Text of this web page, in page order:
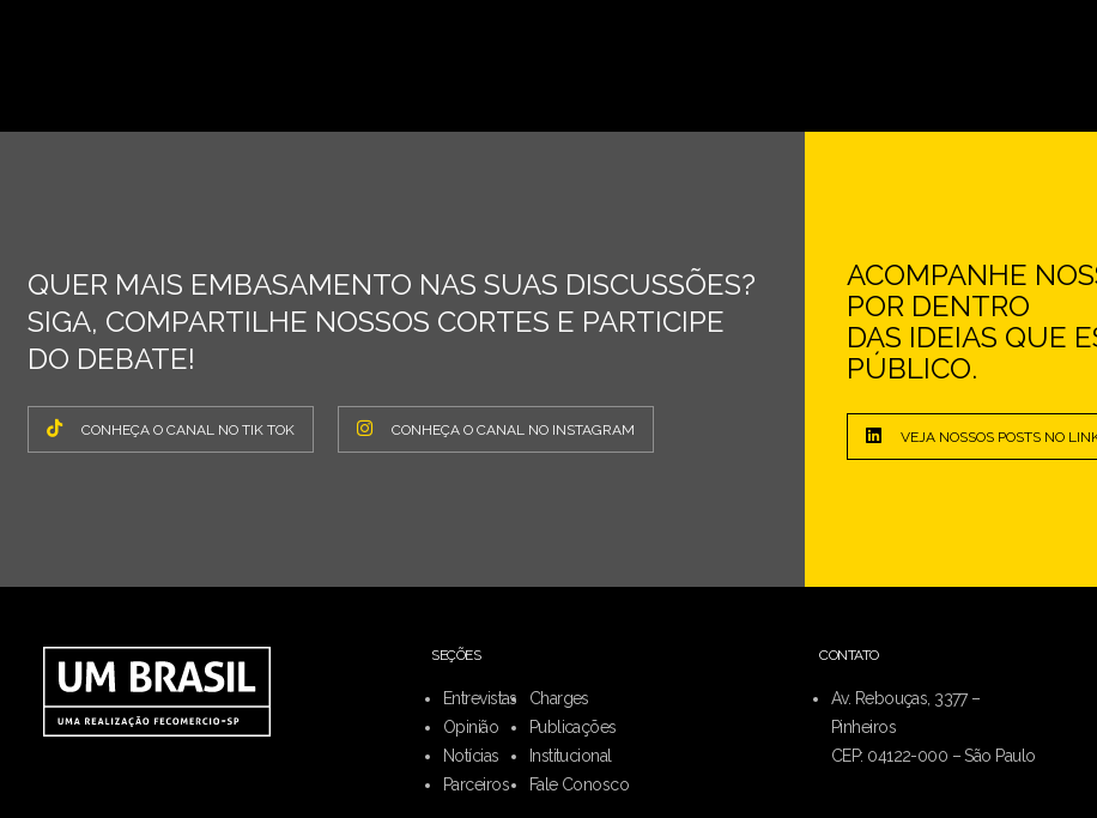
QUER MAIS EMBASAMENTO NAS SUAS DISCUSSÕES?
SIGA, COMPARTILHE NOSSOS CORTES E PARTICIPE
DO DEBATE!
CONHEÇA O CANAL NO TIK TOK CONHEÇA O CANAL NO INSTAGRAM
ACOMPANHE
POR DENTRO
DAS IDEIAS QUE
PÚBLICO.
VEJA NOSSOS POSTS NO
SEÇÕES
Entrevistas
Opinião
Notícias
Parceiros
Charges
Publicações
Institucional
Fale Conosco
CONTATO
Av. Rebouças, 3377 –
Pinheiros
CEP: 04122-000 – São Paulo